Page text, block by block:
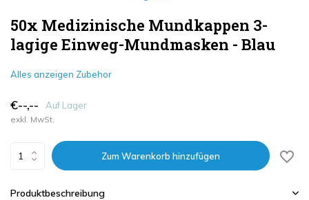
50x Medizinische Mundkappen 3-
lagige Einweg-Mundmasken - Blau
Alles anzeigen Zubehor
€--,-- Auf Lager
exkl. MwSt.
Zum Warenkorb hinzufügen
Produktbeschreibung